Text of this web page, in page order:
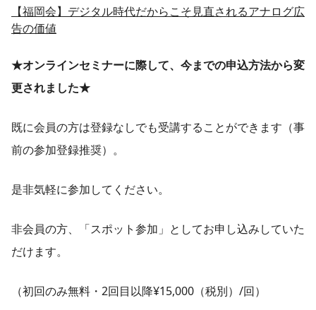
【福岡会】デジタル時代だからこそ見直されるアナログ広
告の価値
★オンラインセミナーに際して、今までの申込方法から変
更されました★
既に会員の方は登録なしでも受講することができます（事
前の参加登録推奨）。
是非気軽に参加してください。
非会員の方、「スポット参加」としてお申し込みしていた
だけます。
（初回のみ無料・2回目以降¥15,000（税別）/回）